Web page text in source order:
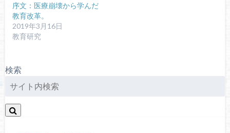
序文：医療崩壊から学んだ
教育改革。
2019年3月16日
教育研究
検索